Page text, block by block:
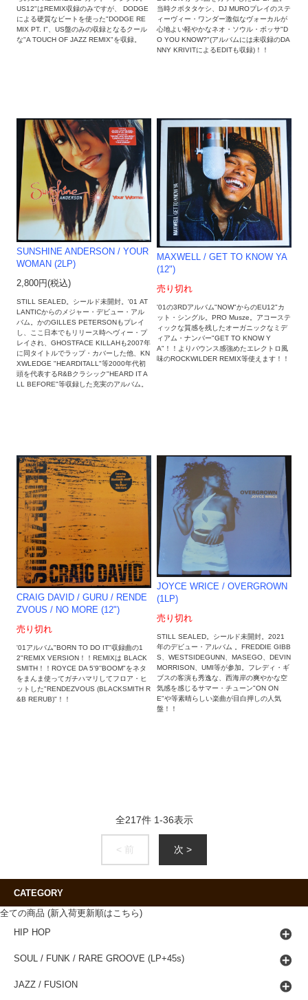
US12"はREMIX収録のみですが、 DODGE
による硬質なビートを使った"DODGE RE
MIX PT. I"、US盤のみの収録となるクール
な"A TOUCH OF JAZZ REMIX"を収録。
当時クボタタケシ、DJ MUROプレイのステ
ィーヴィー・ワンダー激似なヴォーカルが
心地よい軽やかなネオ・ソウル・ボッサ"D
O YOU KNOW?"(アルバムには未収録のDA
NNY KRIVITによるEDITも収録)！！
SUNSHINE ANDERSON / YOUR
WOMAN (2LP)
2,800円(税込)
STILL SEALED。シールド未開封。'01 AT
LANTICからのメジャー・デビュー・アル
バム。かのGILLES PETERSONもプレイ
し、ここ日本でもリリース時ヘヴィー・プ
レイされ、GHOSTFACE KILLAHも2007年
に同タイトルでラップ・カバーした他、KN
XWLEDGE "HEARDITALL"等2000年代初
頭を代表するR&Bクラシック"HEARD IT A
LL BEFORE"等収録した充実のアルバム。
MAXWELL / GET TO KNOW YA
(12")
売り切れ
'01の3RDアルバム"NOW"からのEU12"カ
ット・シングル。PRO Musze。アコーステ
ィックな質感を残したオーガニックなミデ
ィアム・ナンバー"GET TO KNOW Y
A"！！よりバウンス感強めたエレクトロ風
味のROCKWILDER REMIX等使えます！！
CRAIG DAVID / GURU / RENDE
ZVOUS / NO MORE (12")
売り切れ
'01アルバム"BORN TO DO IT"収録曲の1
2"REMIX VERSION！！REMIXは BLACK
SMITH！！ROYCE DA 5'9''BOOM"をネタ
をまんま使ってガチハマリしてフロア・ヒ
ットした"RENDEZVOUS (BLACKSMITH R
&B RERUB)"！！
JOYCE WRICE / OVERGROWN
(1LP)
売り切れ
STILL SEALED。シールド未開封。2021
年のデビュー・アルバム 。FREDDIE GIBB
S、WESTSIDEGUNN、MASEGO、DEVIN
MORRISON、UMI等が参加。フレディ・ギ
ブスの客演も秀逸な、西海岸の爽やかな空
気感を感じるサマー・チューン"ON ON
E"や等素晴らしい楽曲が目白押しの人気
盤！！
全217件 1-36表示
< 前 次 >
CATEGORY
全ての商品 (新入荷更新順はこちら)
HIP HOP
SOUL / FUNK / RARE GROOVE (LP+45s)
JAZZ / FUSION